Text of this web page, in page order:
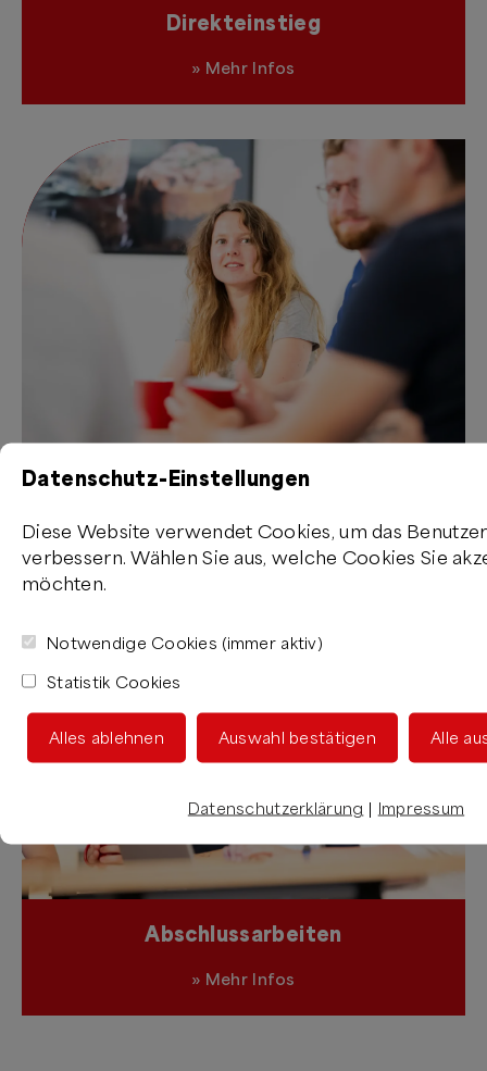
Datenschutz-Einstellungen
Diese Website verwendet Cookies, um das
verbessern. Wählen Sie aus, welche Cookies Sie
möchten.
Notwendige Cookies (immer aktiv)
Statistik Cookies
Alles ablehnen Auswahl bestätigen Alle
Datenschutzerklärung | Impressum
Direkteinstieg
» Mehr Infos
Ausbildung
Mehr Infos
Abschlussarbeiten
» Mehr Infos